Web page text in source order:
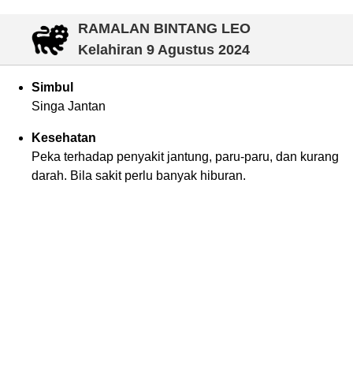
RAMALAN BINTANG LEO
Kelahiran 9 Agustus 2024
Simbul
Singa Jantan
Kesehatan
Peka terhadap penyakit jantung, paru-paru, dan kurang
darah. Bila sakit perlu banyak hiburan.